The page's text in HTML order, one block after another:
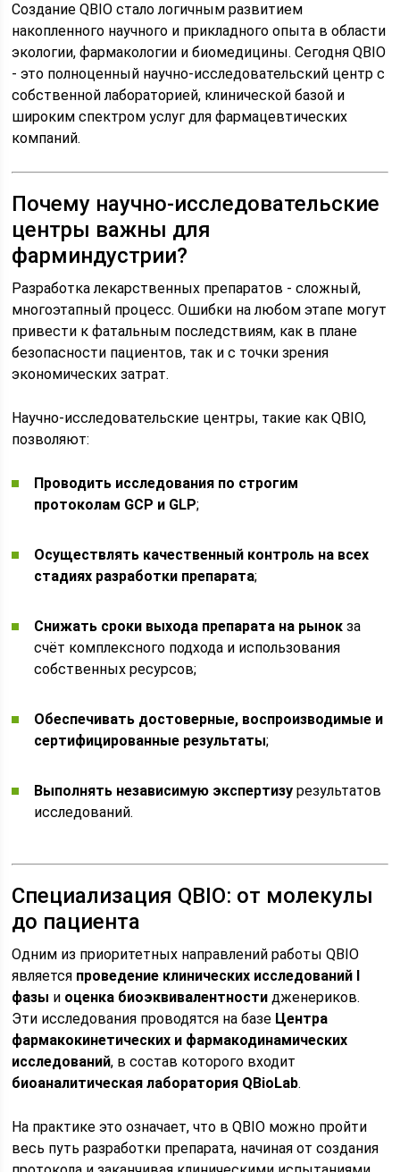
Создание QBIO стало логичным развитием
накопленного научного и прикладного опыта в области
экологии, фармакологии и биомедицины. Сегодня QBIO
- это полноценный научно-исследовательский центр с
собственной лабораторией, клинической базой и
широким спектром услуг для фармацевтических
компаний.
Почему научно-исследовательские
центры важны для
фарминдустрии?
Разработка лекарственных препаратов - сложный,
многоэтапный процесс. Ошибки на любом этапе могут
привести к фатальным последствиям, как в плане
безопасности пациентов, так и с точки зрения
экономических затрат.
Научно-исследовательские центры, такие как QBIO,
позволяют:
Проводить исследования по строгим
протоколам GCP и GLP;
Осуществлять качественный контроль на всех
стадиях разработки препарата;
Снижать сроки выхода препарата на рынок за
счёт комплексного подхода и использования
собственных ресурсов;
Обеспечивать достоверные, воспроизводимые и
сертифицированные результаты;
Выполнять независимую экспертизу результатов
исследований.
Специализация QBIO: от молекулы
до пациента
Одним из приоритетных направлений работы QBIO
является проведение клинических исследований I
фазы и оценка биоэквивалентности дженериков.
Эти исследования проводятся на базе Центра
фармакокинетических и фармакодинамических
исследований, в состав которого входит
биоаналитическая лаборатория QBioLab.
На практике это означает, что в QBIO можно пройти
весь путь разработки препарата, начиная от создания